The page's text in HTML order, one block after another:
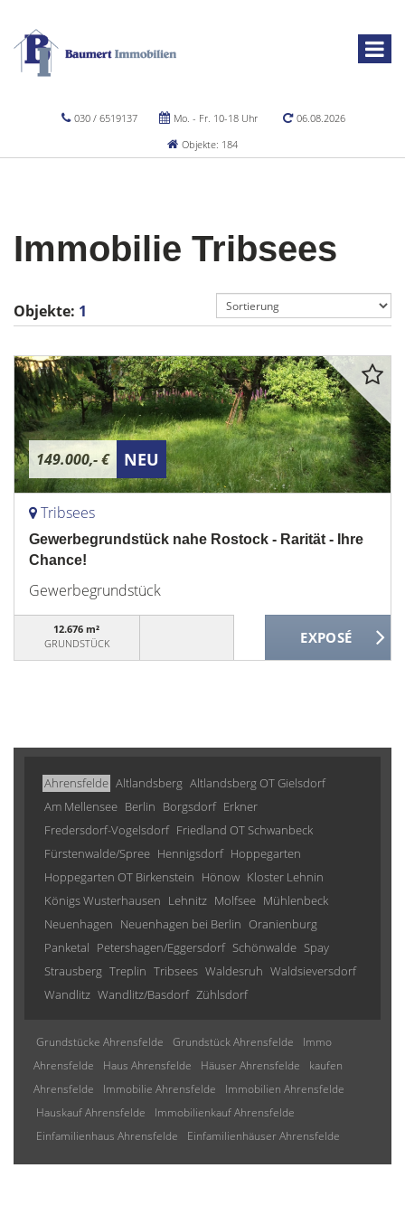
030 / 6519137 Mo. - Fr. 10-18 Uhr
06.08.2026
Objekte: 184
Immobilie Tribsees
Objekte: 1
149.000,- € NEU
Tribsees
Gewerbegrundstück nahe Rostock - Rarität - Ihre
Chance!
Gewerbegrundstück
12.676 m²
GRUNDSTÜCK
Ahrensfelde Altlandsberg Altlandsberg OT Gielsdorf
Am Mellensee Berlin Borgsdorf Erkner
Fredersdorf-Vogelsdorf Friedland OT Schwanbeck
Fürstenwalde/Spree Hennigsdorf Hoppegarten
Hoppegarten OT Birkenstein Hönow Kloster Lehnin
Königs Wusterhausen Lehnitz Molfsee Mühlenbeck
Neuenhagen Neuenhagen bei Berlin Oranienburg
Panketal Petershagen/Eggersdorf Schönwalde Spay
Strausberg Treplin Tribsees Waldesruh Waldsieversdorf
Wandlitz Wandlitz/Basdorf Zühlsdorf
Grundstücke Ahrensfelde Grundstück Ahrensfelde
Immo
Ahrensfelde
Haus Ahrensfelde Häuser Ahrensfelde
kaufen
Ahrensfelde
Immobilie Ahrensfelde
Immobilien Ahrensfelde
Hauskauf Ahrensfelde
Immobilienkauf Ahrensfelde
Einfamilienhaus Ahrensfelde
Einfamilienhäuser Ahrensfelde